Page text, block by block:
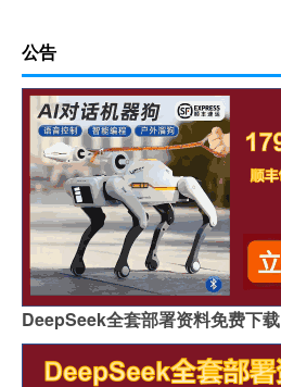
公告
DeepSeek全套部署资料免费下载